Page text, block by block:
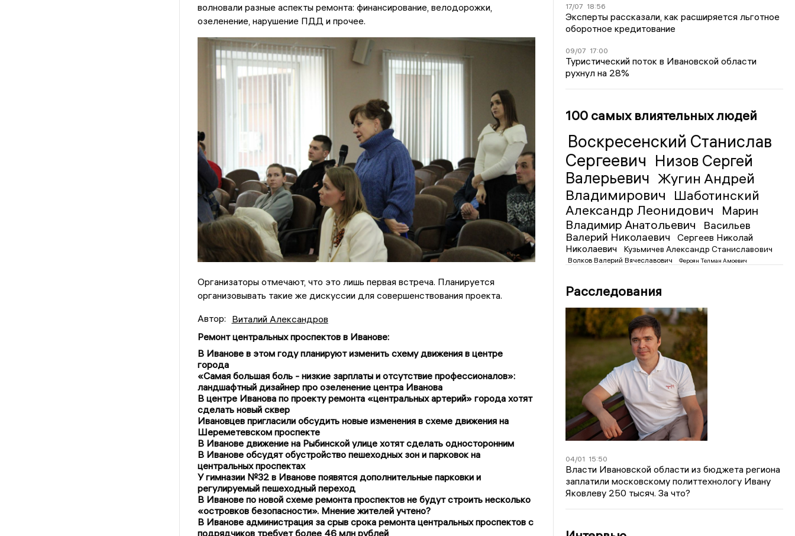
волновали разные аспекты ремонта: финансирование, велодорожки,
озеленение, нарушение ПДД и прочее.
Организаторы отмечают, что это лишь первая встреча. Планируется
организовывать такие же дискуссии для совершенствования проекта.
Автор: Виталий Александров
Ремонт центральных проспектов в Иванове:
В Иванове в этом году планируют изменить схему движения в центре
города
«Самая большая боль - низкие зарплаты и отсутствие профессионалов»:
ландшафтный дизайнер про озеленение центра Иванова
В центре Иванова по проекту ремонта «центральных артерий» города хотят
сделать новый сквер
Ивановцев пригласили обсудить новые изменения в схеме движения на
Шереметевском проспекте
В Иванове движение на Рыбинской улице хотят сделать односторонним
В Иванове обсудят обустройство пешеходных зон и парковок на
центральных проспектах
У гимназии №32 в Иванове появятся дополнительные парковки и
регулируемый пешеходный переход
В Иванове по новой схеме ремонта проспектов не будут строить несколько
«островков безопасности». Мнение жителей учтено?
В Иванове администрация за срыв срока ремонта центральных проспектов с
подрядчиков требует более 46 млн рублей
17/07 18:56
Эксперты рассказали, как расширяется льготное
оборотное кредитование
09/07 17:00
Туристический поток в Ивановской области
рухнул на 28%
100 самых влиятельных людей
Воскресенский Станислав
Сергеевич Низов Сергей
Валерьевич Жугин Андрей
Владимирович
Шаботинский
Александр Леонидович
Марин
Владимир Анатольевич
Васильев
Валерий Николаевич
Сергеев Николай
Николаевич
Кузьмичев Александр Станиславович
Волков Валерий Вячеславович Фероян Телман Амоевич
Расследования
04/01 15:50
Власти Ивановской области из бюджета региона
заплатили московскому политтехнологу Ивану
Яковлеву 250 тысяч. За что?